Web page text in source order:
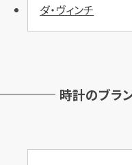
ダ・ヴィンチ
時計のブラ